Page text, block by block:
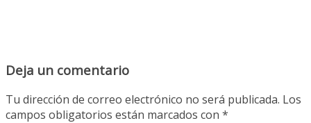
Deja un comentario
Tu dirección de correo electrónico no será publicada. Los
campos obligatorios están marcados con *